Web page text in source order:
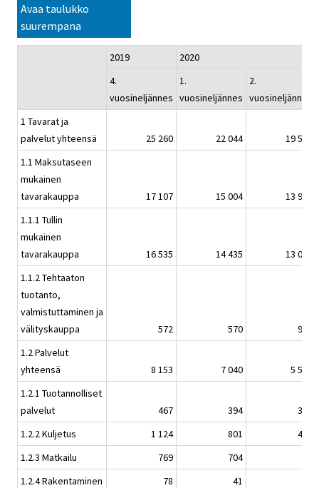
Avaa taulukko
suurempana
2019
2020
4.
vuosineljännes
1.
vuosineljännes
2.
vuosineljännes
1 Tavarat ja
palvelut yhteensä
25 260 22 044
19 512
1.1 Maksutaseen
mukainen
tavarakauppa
17 107 15 004
13 995
1.1.1 Tullin
mukainen
tavarakauppa
16 535 14 435
13 014
1.1.2 Tehtaaton
tuotanto,
valmistuttaminen ja
välityskauppa
572 570
981
1.2 Palvelut
yhteensä
8 153 7 040
5 517
1.2.1 Tuotannolliset
palvelut
467 394
347
1.2.2 Kuljetus
1 124 801
471
1.2.3 Matkailu
769 704
1.2.4 Rakentaminen
78 41